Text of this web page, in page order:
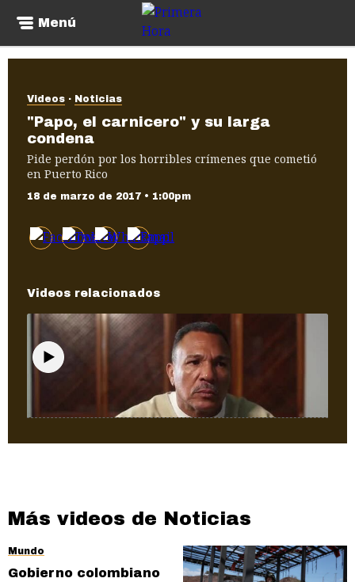
Menú
Videos Noticias
"Papo, el carnicero" y su larga
condena
Pide perdón por los horribles crímenes que cometió
en Puerto Rico
18 de marzo de 2017 • 1:00pm
Videos relacionados
"Papo, el carnicero" y su larga condena
Más videos de Noticias
Mundo
Gobierno colombiano